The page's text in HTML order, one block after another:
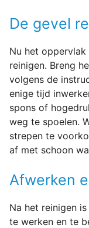
De gevel
Nu het
reinigen. Breng
volgens de
enige tijd
spons of
weg te spoelen.
strepen te
af met schoon
Afwerken
Na het reinigen
te werken en te